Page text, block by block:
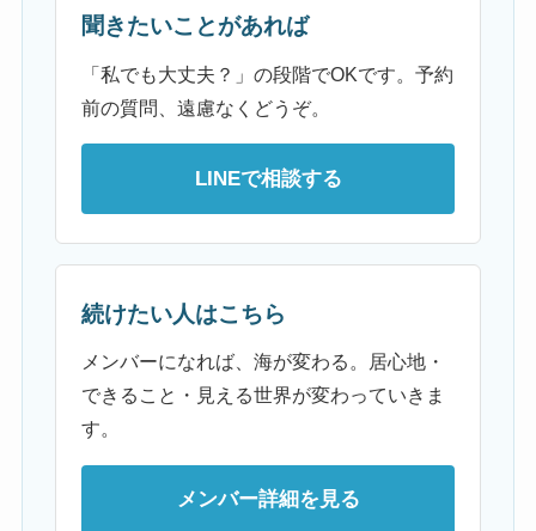
聞きたいことがあれば
「私でも大丈夫？」の段階でOKです。予約
前の質問、遠慮なくどうぞ。
LINEで相談する
続けたい人はこちら
メンバーになれば、海が変わる。居心地・
できること・見える世界が変わっていきま
す。
メンバー詳細を見る